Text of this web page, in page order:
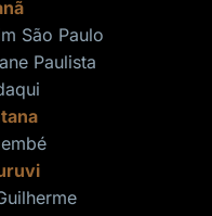
São Paulo
Paulista